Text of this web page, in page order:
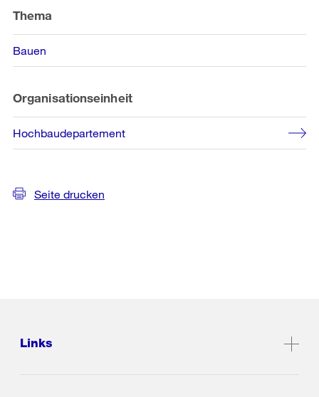
Informationen
Thema
Bauen
Organisationseinheit
Hochbaudepartement
Seite drucken
Links